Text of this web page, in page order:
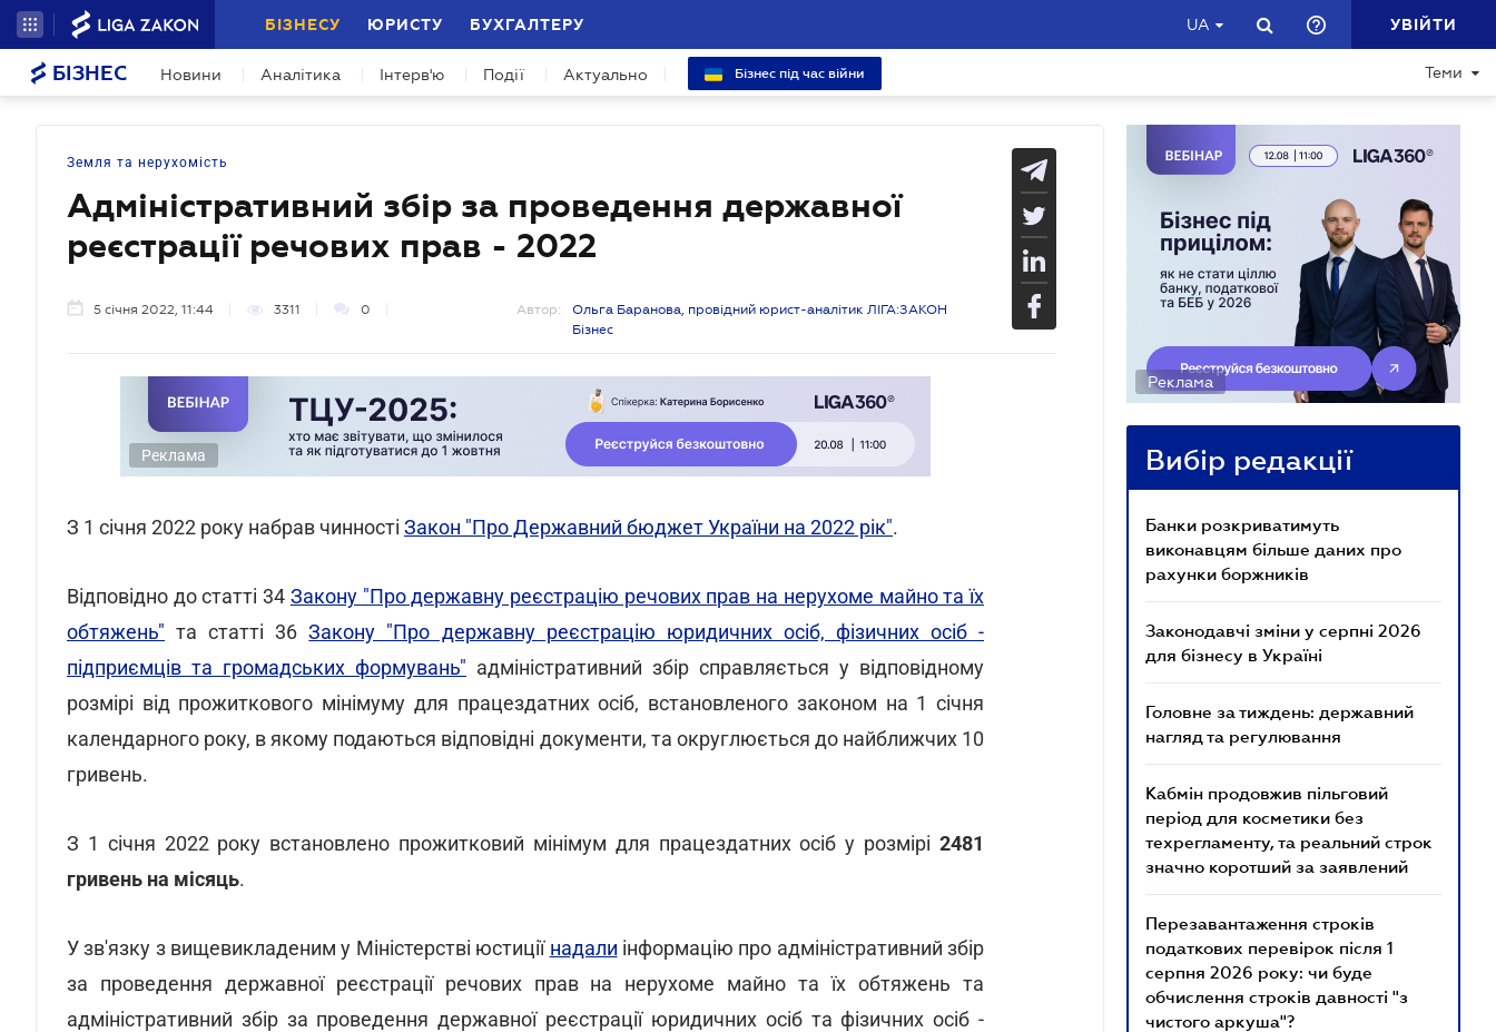
БІЗНЕСУ ЮРИСТУ БУХГАЛТЕРУ UA УВІЙТИ
БІЗНЕС Новини Аналітика Інтерв'ю Події Актуально Бізнес під час війни Теми
Земля та нерухомість
Адміністративний збір за проведення державної
реєстрації речових прав - 2022
5 січня 2022, 11:44 3311 0 Автор:
Ольга Баранова, провідний юрист-аналітик ЛІГА:ЗАКОН
Бізнес
Реклама
З 1 січня 2022 року набрав чинності Закон "Про Державний бюджет України на 2022 рік".
Відповідно до статті 34 Закону "Про державну реєстрацію речових прав на нерухоме майно та їх
обтяжень" та статті 36Закону "Про державну реєстрацію юридичних осіб, фізичних осіб -
підприємців та громадських формувань" адміністративний збір справляється у відповідному
розмірі від прожиткового мінімуму для працездатних осіб, встановленого законом на 1 січня
календарного року, в якому подаються відповідні документи, та округлюється до найближчих 10
гривень.
З 1 січня 2022 року встановлено прожитковий мінімум для працездатних осіб у розмірі 2481
гривень на місяць.
У зв'язку з вищевикладеним у Міністерстві юстиції надали інформацію про адміністративний збір
за проведення державної реєстрації речових прав на нерухоме майно та їх обтяжень та
адміністративний збір за проведення державної реєстрації юридичних осіб та фізичних осіб -
Реклама
Вибір редакції
Банки розкриватимуть
виконавцям більше даних про
рахунки боржників
Законодавчі зміни у серпні 2026
для бізнесу в Україні
Головне за тиждень: державний
нагляд та регулювання
Кабмін продовжив пільговий
період для косметики без
техрегламенту, та реальний строк
значно коротший за заявлений
Перезавантаження строків
податкових перевірок після 1
серпня 2026 року: чи буде
обчислення строків давності "з
чистого аркуша"?